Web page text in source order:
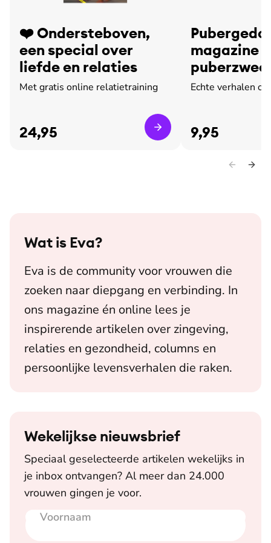
❤️ Ondersteboven,
een special over
liefde en relaties
Met gratis online relatietraining
24,95
magazine
leed
Echte verhalen
9,95
Wat is Eva?
Eva is de community voor vrouwen die
zoeken naar diepgang en verbinding. In
ons magazine én online lees je
inspirerende artikelen over zingeving,
relaties en gezondheid, columns en
persoonlijke levensverhalen die raken.
Wekelijkse nieuwsbrief
Speciaal geselecteerde artikelen wekelijks in
je inbox ontvangen? Al meer dan 24.000
vrouwen gingen je voor.
Voornaam
E-mailadres